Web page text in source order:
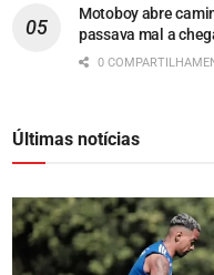
Motoboy abre
passava mal a
0
Últimas notícias